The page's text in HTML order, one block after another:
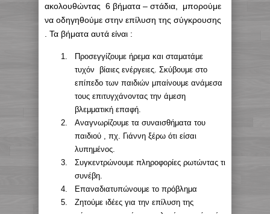
ακολουθώντας 6 βήματα – στάδια, μπορούμε
να οδηγηθούμε στην επίλυση της σύγκρουσης
. Τα βήματα αυτά είναι :
Προσεγγίζουμε ήρεμα και σταματάμε
τυχόν βίαιες ενέργειες. Σκύβουμε στο
επίπεδο των παιδιών μπαίνουμε ανάμεσα
τους επιτυγχάνοντας την άμεση
βλεμματική επαφή.
Αναγνωρίζουμε τα συναισθήματα του
παιδιού , πχ. Γιάννη ξέρω ότι είσαι
λυπημένος.
Συγκεντρώνουμε πληροφορίες ρωτώντας τι
συνέβη.
Επαναδιατυπώνουμε το πρόβλημα
Ζητούμε ιδέες για την επίλυση της